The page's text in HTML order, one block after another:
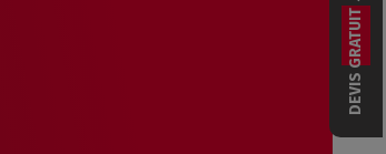
DEVIS GRATUIT